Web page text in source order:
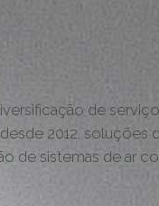
de
2012, soluções
de sistemas de ar